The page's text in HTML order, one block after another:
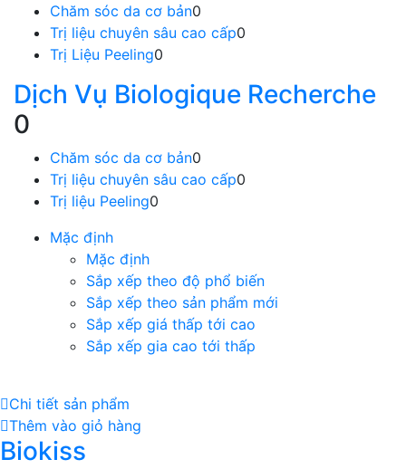
Chăm sóc da cơ bản0
Trị liệu chuyên sâu cao cấp0
Trị Liệu Peeling0
Dịch Vụ Biologique Recherche
0
Chăm sóc da cơ bản0
Trị liệu chuyên sâu cao cấp0
Trị liệu Peeling0
Mặc định
Mặc định
Sắp xếp theo độ phổ biến
Sắp xếp theo sản phẩm mới
Sắp xếp giá thấp tới cao
Sắp xếp gia cao tới thấp
Chi tiết sản phẩm
Thêm vào giỏ hàng
Biokiss